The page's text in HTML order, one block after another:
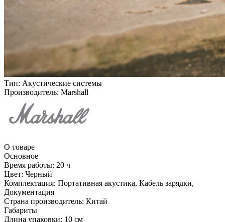
Тип: Акустические системы
Производитель: Marshall
О товаре
Основное
Время работы: 20 ч
Цвет: Черный
Комплектация: Портативная акустика, Кабель зарядки,
Документация
Страна производитель: Китай
Габариты
Длина упаковки: 10 см